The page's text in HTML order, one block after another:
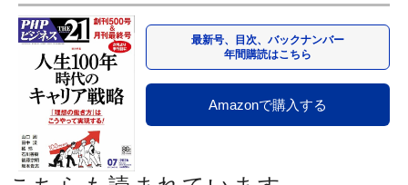
最新号、目次、バックナンバー
年間購読はこちら
Amazonで購入する